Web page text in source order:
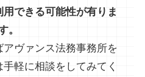
用できる可能性が有りま
。
ヴァンス法務事務所を
軽に相談をしてみてく